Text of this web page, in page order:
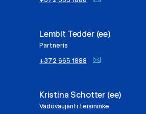
Lembit Tedder (ee)
Partneris
+372 665 1888
Kristina Schotter (ee)
Vadovaujanti teisininkė